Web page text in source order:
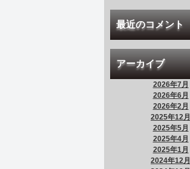
最近のコメント
アーカイブ
2026年7月
2026年6月
2026年2月
2025年12月
2025年5月
2025年4月
2025年1月
2024年12月